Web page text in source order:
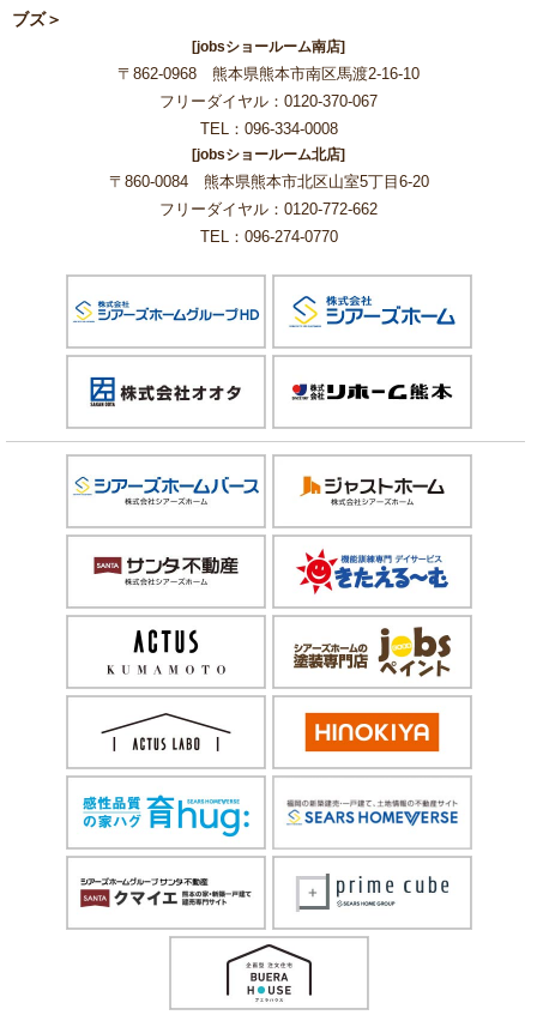
ブズ＞
[jobsショールーム南店]
〒862-0968 熊本県熊本市南区馬渡2-16-10
フリーダイヤル：0120-370-067
TEL：096-334-0008
[jobsショールーム北店]
〒860-0084 熊本県熊本市北区山室5丁目6-20
フリーダイヤル：0120-772-662
TEL：096-274-0770